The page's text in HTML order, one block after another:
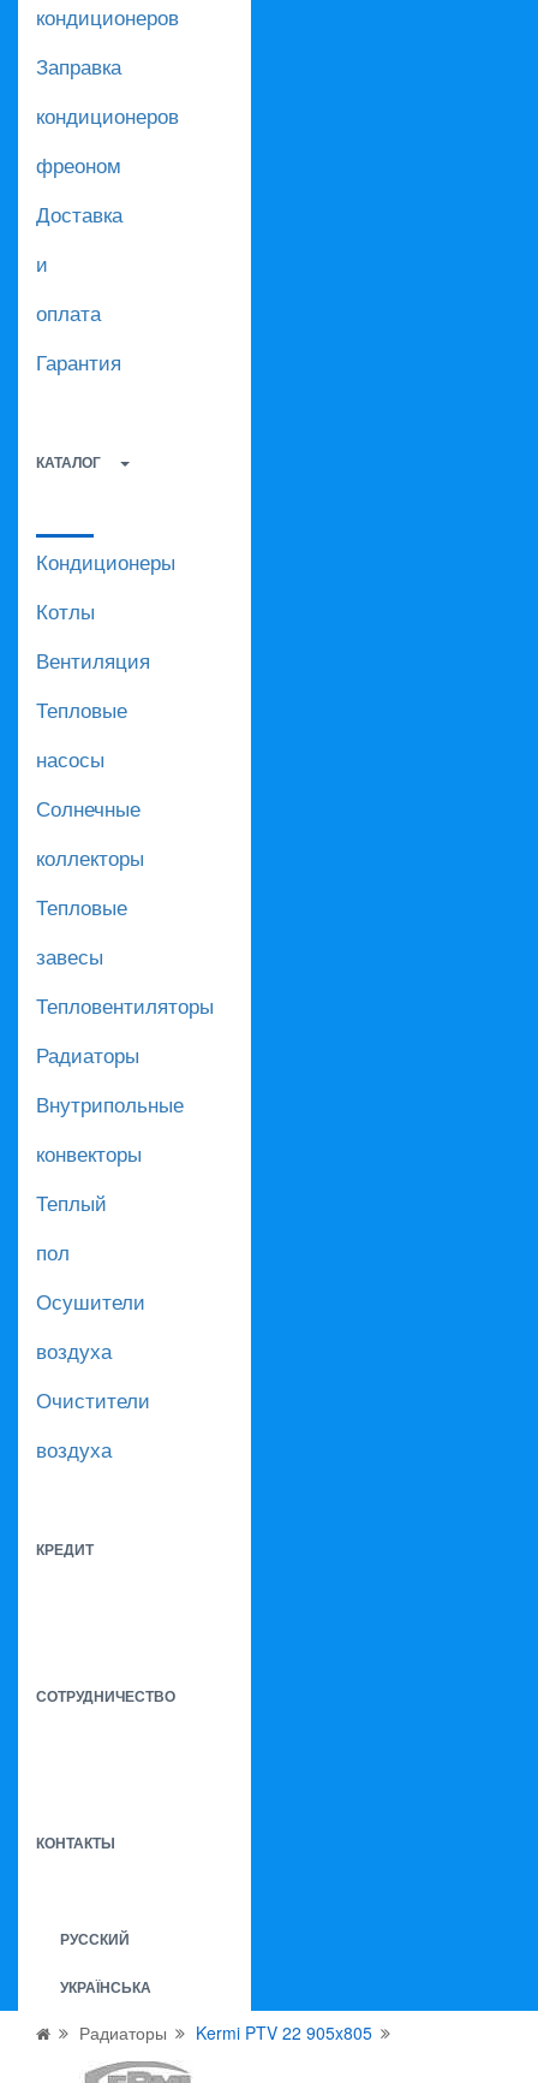
кондиционеров
Заправка
кондиционеров
фреоном
Доставка
и
оплата
Гарантия
КАТАЛОГ
Кондиционеры
Котлы
Вентиляция
Тепловые
насосы
Солнечные
коллекторы
Тепловые
завесы
Тепловентиляторы
Радиаторы
Внутрипольные
конвекторы
Теплый
пол
Осушители
воздуха
Очистители
воздуха
КРЕДИТ
СОТРУДНИЧЕСТВО
КОНТАКТЫ
РУССКИЙ
УКРАЇНСЬКА
Радиаторы Kermi PTV 22 905x805